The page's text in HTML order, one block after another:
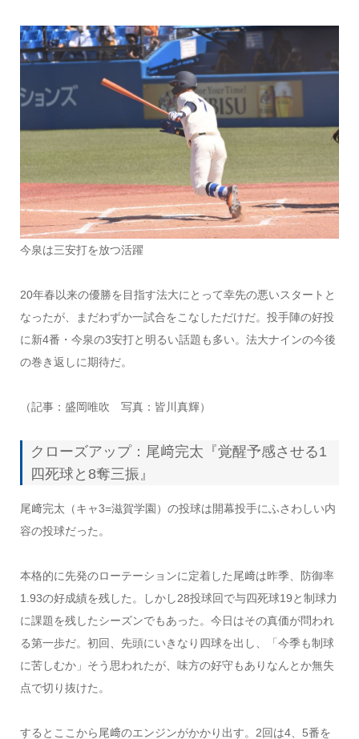
今泉は三安打を放つ活躍
20年春以来の優勝を目指す法大にとって幸先の悪いスタートと
なったが、まだわずか一試合をこなしただけだ。投手陣の好投
に新4番・今泉の3安打と明るい話題も多い。法大ナインの今後
の巻き返しに期待だ。
（記事：盛岡唯吹 写真：皆川真輝）
クローズアップ：尾﨑完太『覚醒予感させる1
四死球と8奪三振』
尾﨑完太（キャ3=滋賀学園）の投球は開幕投手にふさわしい内
容の投球だった。
本格的に先発のローテーションに定着した尾﨑は昨季、防御率
1.93の好成績を残した。しかし28投球回で与四死球19と制球力
に課題を残したシーズンでもあった。今日はその真価が問われ
る第一歩だ。初回、先頭にいきなり四球を出し、「今季も制球
に苦しむか」そう思われたが、味方の好守もありなんとか無失
点で切り抜けた。
するとここから尾﨑のエンジンがかかり出す。2回は4、5番を